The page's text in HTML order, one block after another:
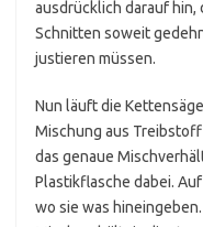
ausdrücklich darauf hin,
Schnitten soweit
justieren müssen.
Nun läuft die
Mischung aus
das genaue
Plastikflasche dabei.
wo sie was